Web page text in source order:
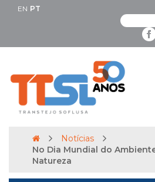
EN PT
Notícias
No Dia Mundial do
Natureza